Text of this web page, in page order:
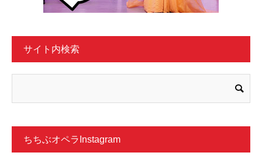
サイト内検索
ちちぶオペラInstagram